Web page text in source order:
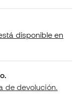
disponible en
de devolución.